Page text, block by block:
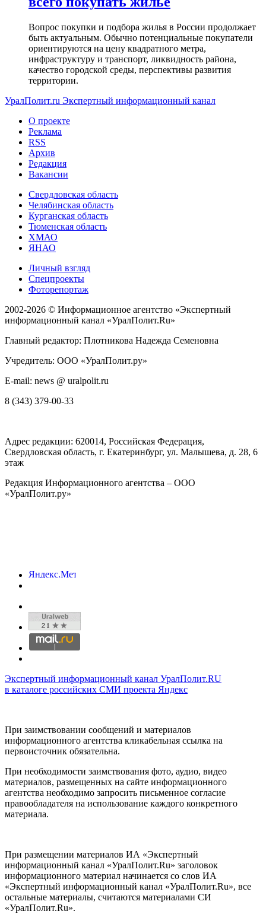
Вопрос покупки и подбора жилья в России продолжает
быть актуальным. Обычно потенциальные покупатели
ориентируются на цену квадратного метра,
инфраструктуру и транспорт, ликвидность района,
качество городской среды, перспективы развития
территории.
УралПолит.ru Экспертный информационный канал
О проекте
Реклама
RSS
Архив
Редакция
Вакансии
Свердловская область
Челябинская область
Курганская область
Тюменская область
ХМАО
ЯНАО
Личный взгляд
Спецпроекты
Фоторепортаж
2002-2026 © Информационное агентство «Экспертный
информационный канал «УралПолит.Ru»
Главный редактор: Плотникова Надежда Семеновна
Учредитель: ООО «УралПолит.ру»
E-mail: news @ uralpolit.ru
8 (343) 379-00-33
Адрес редакции: 620014, Российская Федерация,
Свердловская область, г. Екатеринбург, ул. Малышева, д. 28, 6
этаж
Редакция Информационного агентства – ООО
«УралПолит.ру»
Экспертный информационный канал УралПолит.RU
в каталоге российских СМИ проекта Яндекс
При заимствовании сообщений и материалов
информационного агентства кликабельная ссылка на
первоисточник обязательна.
При необходимости заимствования фото, аудио, видео
материалов, размещенных на сайте информационного
агентства необходимо запросить письменное согласие
правообладателя на использование каждого конкретного
материала.
При размещении материалов ИА «Экспертный
информационный канал «УралПолит.Ru» заголовок
информационного материал начинается со слов ИА
«Экспертный информационный канал «УралПолит.Ru», все
остальные материалы, считаются материалами СИ
«УралПолит.Ru».